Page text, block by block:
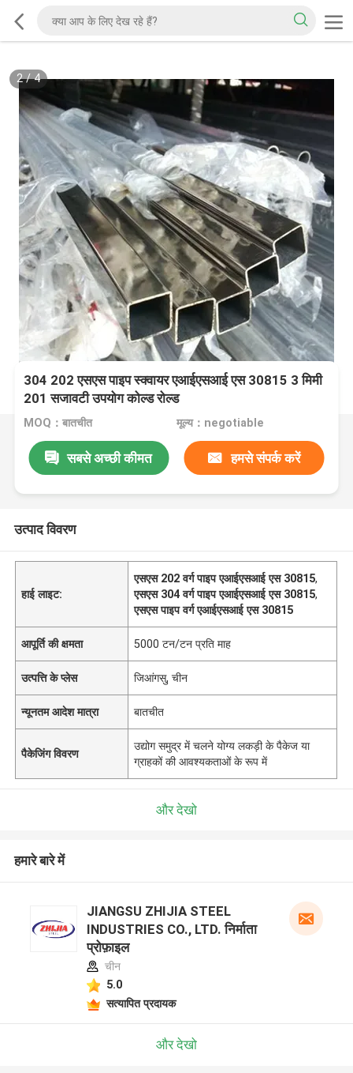
2/4
304 202 एसएस पाइप स्क्वायर एआईएसआई एस 30815 3 मिमी
201 सजावटी उपयोग कोल्ड रोल्ड
MOQ：बातचीत मूल्य：negotiable
सबसे अच्छी कीमत हमसे संपर्क करें
उत्पाद विवरण
हाई लाइट:
एसएस 202 वर्ग पाइप एआईएसआई एस 30815,
एसएस 304 वर्ग पाइप एआईएसआई एस 30815,
एसएस पाइप वर्ग एआईएसआई एस 30815
आपूर्ति की क्षमता 5000 टन/टन प्रति माह
उत्पत्ति के प्लेस जिआंगसु, चीन
न्यूनतम आदेश मात्रा बातचीत
पैकेजिंग विवरण
उद्योग समुद्र में चलने योग्य लकड़ी के पैकेज या
ग्राहकों की आवश्यकताओं के रूप में
और देखो
हमारे बारे में
JIANGSU ZHIJIA STEEL
INDUSTRIES CO., LTD. निर्माता
प्रोफ़ाइल
चीन
5.0
सत्यापित प्रदायक
और देखो